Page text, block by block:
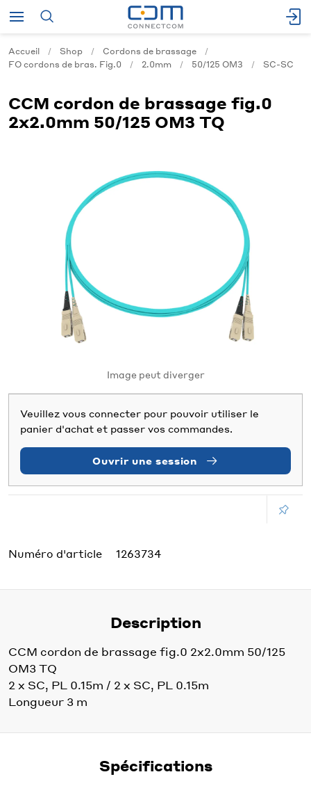
Accueil Shop
Cordons de brassage
FO cordons de bras. Fig.0
2.0mm 50/125 OM3 SC-SC
CCM cordon de brassage fig.0
2x2.0mm 50/125 OM3 TQ
Image peut diverger
Veuillez vous connecter pour pouvoir utiliser le
panier d'achat et passer vos commandes.
Ouvrir une session
Numéro d'article 1263734
Description
CCM cordon de brassage fig.0 2x2.0mm 50/125
OM3 TQ
2 x SC, PL 0.15m / 2 x SC, PL 0.15m
Longueur 3 m
Spécifications